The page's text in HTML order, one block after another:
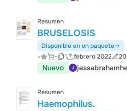
Resumen
BRUSELOSIS
Disponible en un paquete
- - 1 febrero 2022
Nuevo
Resumen
Haemophilus.